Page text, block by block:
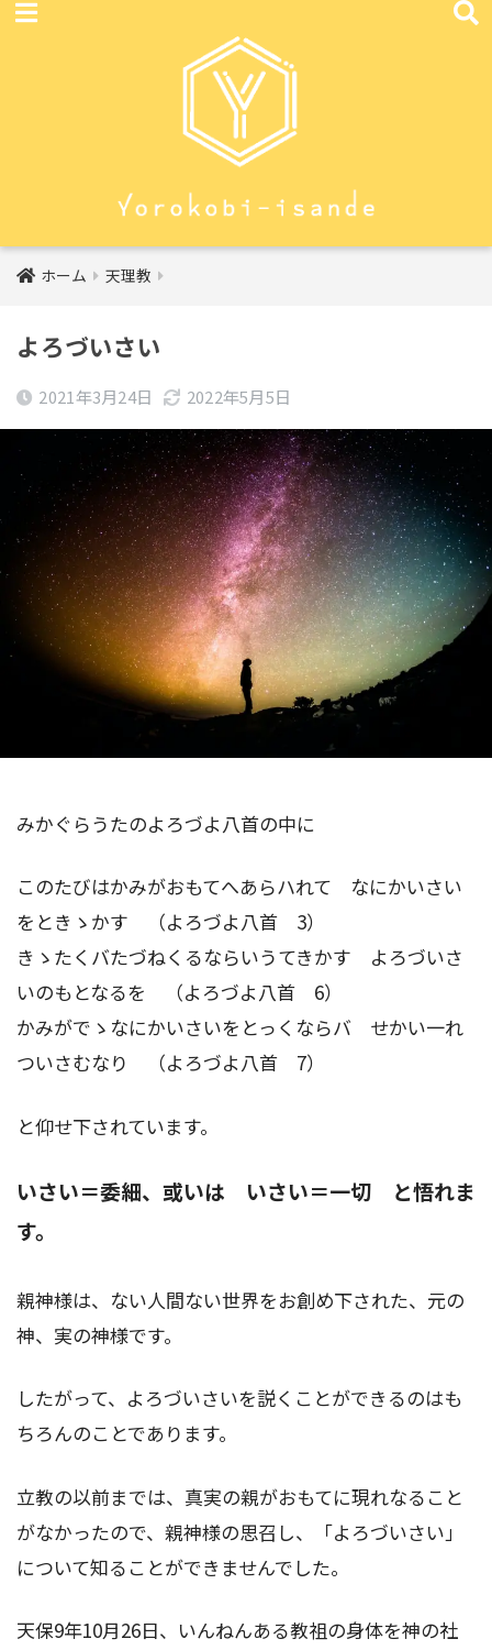
ホーム 天理教
よろづいさい
2021年3月24日 2022年5月5日
みかぐらうたのよろづよ八首の中に
このたびはかみがおもてへあらハれて なにかいさい
をときゝかす （よろづよ八首 3）
きゝたくバたづねくるならいうてきかす よろづいさ
いのもとなるを （よろづよ八首 6）
かみがでゝなにかいさいをとっくならバ せかい一れ
ついさむなり （よろづよ八首 7）
と仰せ下されています。
いさい＝委細、或いは いさい＝一切 と悟れま
す。
親神様は、ない人間ない世界をお創め下された、元の
神、実の神様です。
したがって、よろづいさいを説くことができるのはも
ちろんのことであります。
立教の以前までは、真実の親がおもてに現れなること
がなかったので、親神様の思召し、「よろづいさい」
について知ることができませんでした。
天保9年10月26日、いんねんある教祖の身体を神の社